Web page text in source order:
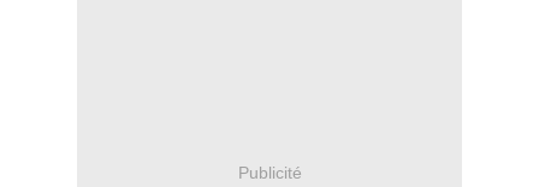
Publicité